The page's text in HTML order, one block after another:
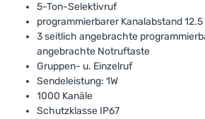
5-Ton-Selektivruf
programmierbarer Kanalabstand
3 seitlich angebrachte
angebrachte Notruftaste
Gruppen- u. Einzelruf
Sendeleistung: 1W
1000 Kanäle
Schutzklasse IP67